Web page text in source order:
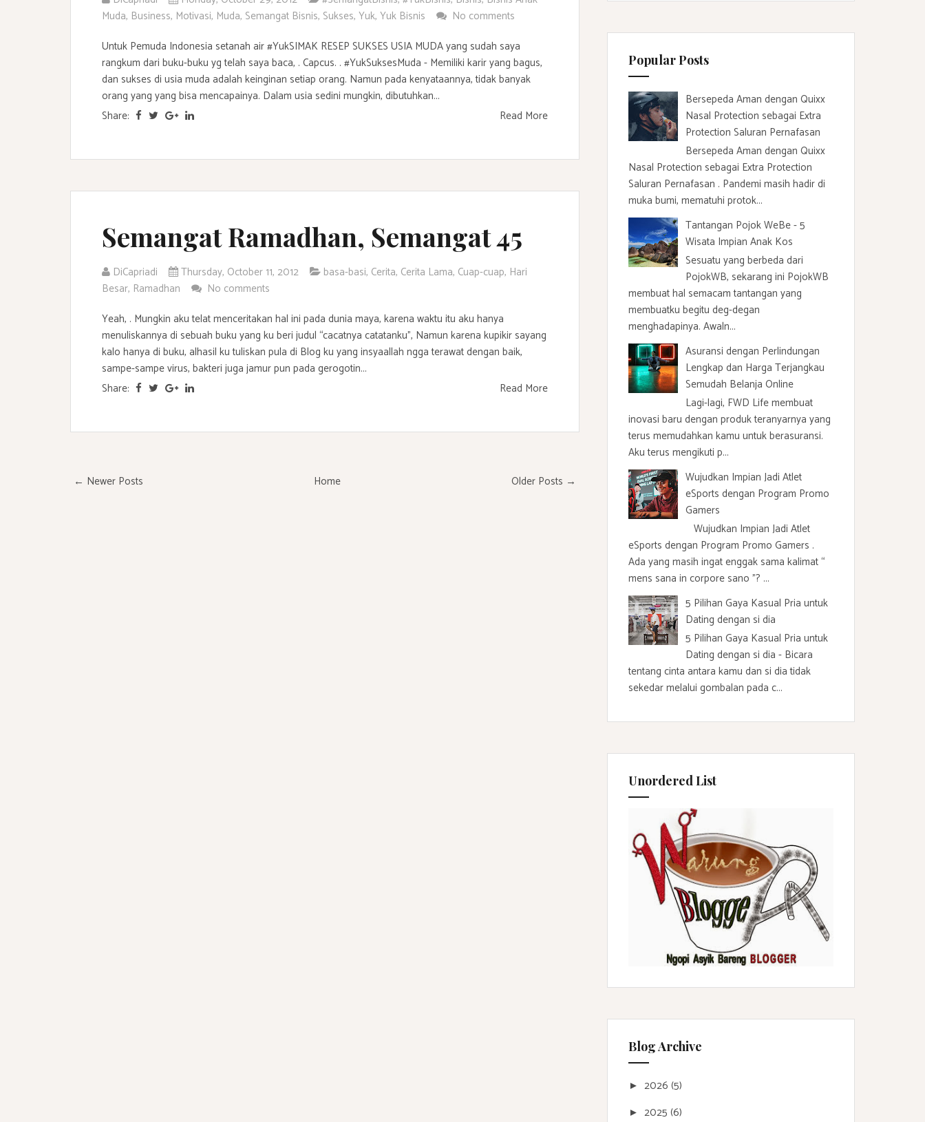
Muda, Business, Motivasi, Muda, Semangat Bisnis, Sukses, Yuk, Yuk Bisnis
No comments
Untuk Pemuda Indonesia setanah air #YukSIMAK RESEP SUKSES USIA MUDA yang sudah saya
rangkum dari buku-buku yg telah saya baca, . Capcus. . #YukSuksesMuda - Memiliki karir yang bagus,
dan sukses di usia muda adalah keinginan setiap orang. Namun pada kenyataannya, tidak banyak
orang yang yang bisa mencapainya. Dalam usia sedini mungkin, dibutuhkan...
Share:
Read More
Semangat Ramadhan, Semangat 45
DiCapriadi Thursday, October 11, 2012 basa-basi, Cerita, Cerita Lama, Cuap-cuap, Hari
Besar, Ramadhan
No comments
Yeah, . Mungkin aku telat menceritakan hal ini pada dunia maya, karena waktu itu aku hanya
menuliskannya di sebuah buku yang ku beri judul “cacatnya catatanku”, Namun karena kupikir sayang
kalo hanya di buku, alhasil ku tuliskan pula di Blog ku yang insyaallah ngga terawat dengan baik,
sampe-sampe virus, bakteri juga jamur pun pada gerogotin...
Share:
Read More
← Newer Posts Older Posts →
Home
h
o
r
:
Popular Posts
Bersepeda Aman dengan Quixx
Nasal Protection sebagai Extra
Protection Saluran Pernafasan
Bersepeda Aman dengan Quixx
Nasal Protection sebagai Extra Protection
Saluran Pernafasan . Pandemi masih hadir di
muka bumi, mematuhi protok...
Tantangan Pojok WeBe - 5
Wisata Impian Anak Kos
Sesuatu yang berbeda dari
PojokWB, sekarang ini PojokWB
membuat hal semacam tantangan yang
membuatku begitu deg-degan
menghadapinya. Awaln...
Asuransi dengan Perlindungan
Lengkap dan Harga Terjangkau
Semudah Belanja Online
Lagi-lagi, FWD Life membuat
inovasi baru dengan produk teranyarnya yang
terus memudahkan kamu untuk berasuransi.
Aku terus mengikuti p...
Wujudkan Impian Jadi Atlet
eSports dengan Program Promo
Gamers
Wujudkan Impian Jadi Atlet
eSports dengan Program Promo Gamers .
Ada yang masih ingat enggak sama kalimat “
mens sana in corpore sano ”? ...
5 Pilihan Gaya Kasual Pria untuk
Dating dengan si dia
5 Pilihan Gaya Kasual Pria untuk
Dating dengan si dia - Bicara
tentang cinta antara kamu dan si dia tidak
sekedar melalui gombalan pada c...
Unordered List
Blog Archive
► 2026 (5)
► 2025 (6)